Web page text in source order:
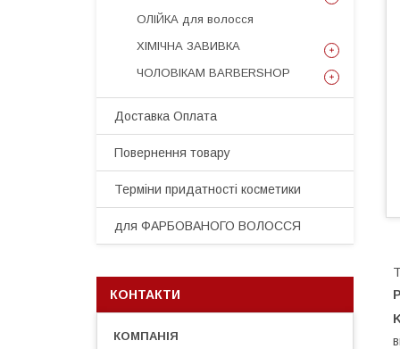
ОЛІЙКА для волосся
ХІМІЧНА ЗАВИВКА
ЧОЛОВІКАМ BARBERSHOP
Доставка Оплата
Повернення товару
Терміни придатності косметики
для ФАРБОВАНОГО ВОЛОССЯ
КОНТАКТИ